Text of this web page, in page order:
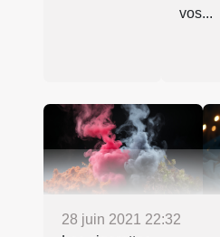
vos...
28 juin 2021 22:32